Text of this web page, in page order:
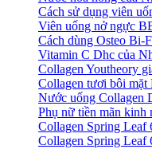
Cách sử dụng viên
Viên uống nở ngực
Cách dùng Osteo Bi-
Vitamin C Dhc của
Collagen Youtheory
Collagen tươi bôi mặt
Nước uống Collagen
Phụ nữ tiền mãn kinh
Collagen Spring Leaf
Collagen Spring Leaf